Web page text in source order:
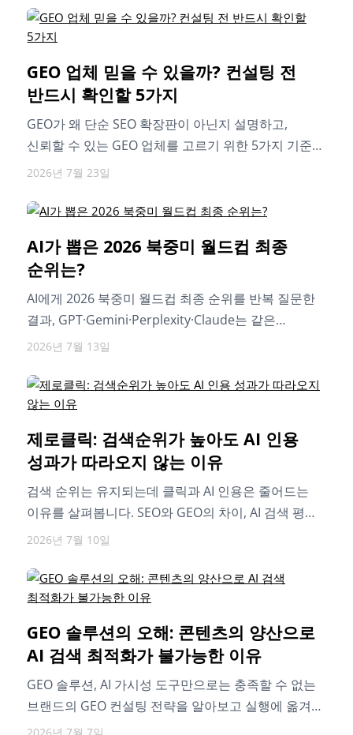
GEO 업체 믿을 수 있을까? 컨설팅 전
반드시 확인할 5가지
GEO가 왜 단순 SEO 확장판이 아닌지 설명하고,
신뢰할 수 있는 GEO 업체를 고르기 위한 5가지 기준을
정리합니다. 특히…
2026년 7월 23일
AI가 뽑은 2026 북중미 월드컵 최종
순위는?
AI에게 2026 북중미 월드컵 최종 순위를 반복 질문한
결과, GPT·Gemini·Perplexity·Claude는 같은
질문에도 서로 다른 순위와 후보군을 제시했으며,
2026년 7월 13일
제로클릭: 검색순위가 높아도 AI 인용
성과가 따라오지 않는 이유
검색 순위는 유지되는데 클릭과 AI 인용은 줄어드는
이유를 살펴봅니다. SEO와 GEO의 차이, AI 검색 평가
기준, AI가 선택하는…
2026년 7월 10일
GEO 솔루션의 오해: 콘텐츠의 양산으로
AI 검색 최적화가 불가능한 이유
GEO 솔루션, AI 가시성 도구만으로는 충족할 수 없는
브랜드의 GEO 컨설팅 전략을 알아보고 실행에 옮겨
보세요.